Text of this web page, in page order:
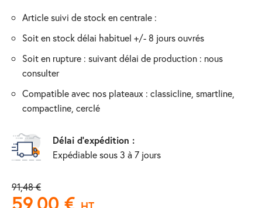
article suivi de stock en centrale :
soit en stock délai habituel +/- 8 jours ouvrés
soit en rupture : suivant délai de production : nous
consulter
compatible avec nos plateaux : classicline, smartline,
compactline, cerclé
Délai d'expédition :
Expédiable sous 3 à 7 jours
91,48 €
59,00 €